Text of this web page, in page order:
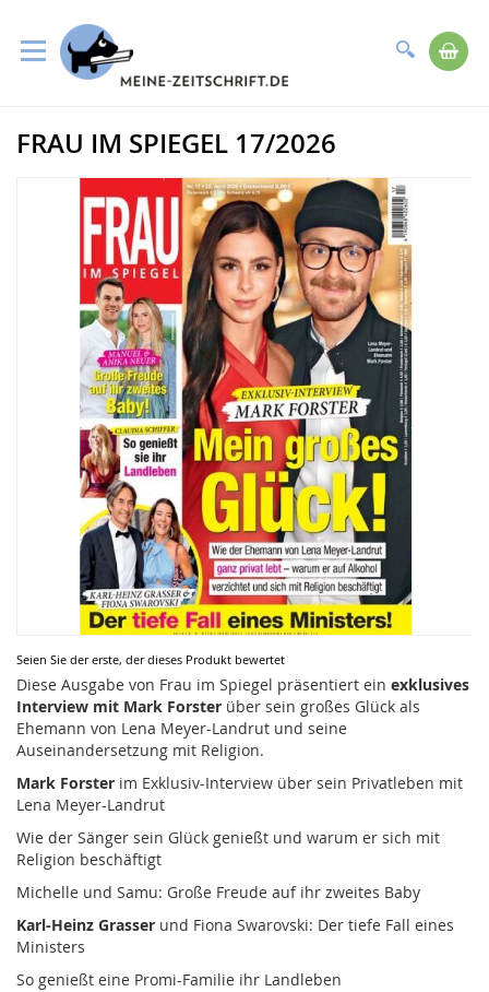
Suche
zum
Inhalt
Seien Sie der erste, der dieses Produkt bewertet
Diese Ausgabe von Frau im Spiegel präsentiert ein exklusives
Interview mit Mark Forster über sein großes Glück als
Ehemann von Lena Meyer-Landrut und seine
Auseinandersetzung mit Religion.
Mark Forster im Exklusiv-Interview über sein Privatleben mit
Lena Meyer-Landrut
Wie der Sänger sein Glück genießt und warum er sich mit
Religion beschäftigt
Michelle und Samu: Große Freude auf ihr zweites Baby
Karl-Heinz Grasser und Fiona Swarovski: Der tiefe Fall eines
Ministers
So genießt eine Promi-Familie ihr Landleben
Zum
Bildergalerie
FRAU IM SPIEGEL 17/2026
Zum
Anfang
der
Bildergalerie
springen